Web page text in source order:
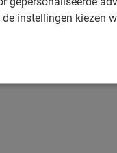
hebben van heel
geldt, twijfel je toch
de instellingen kiezen